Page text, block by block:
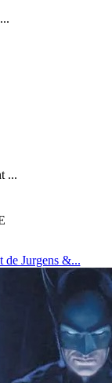
...
de Jurgens &...